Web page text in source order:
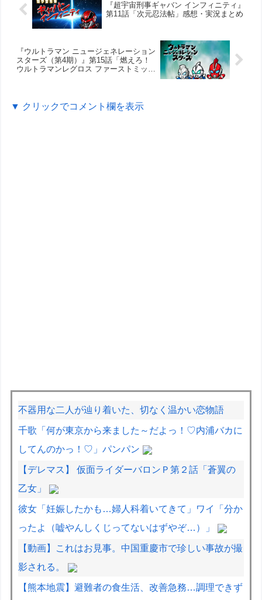
『超宇宙刑事ギャバン インフィニティ』
第11話「次元忍法帖」感想・実況まとめ
『ウルトラマン ニュージェネレーション
スターズ（第4期）』第15話「燃えろ！
ウルトラマンレグロス ファーストミッシ
▼ クリックでコメント欄を表示
不器用な二人が辿り着いた、切なく温かい恋物語
千歌「何が東京から来ました～だよっ！♡内浦バカに
してんのかっ！♡」パンパン
【デレマス】 仮面ライダーバロンＰ第２話「蒼翼の
乙女」
彼女「妊娠したかも…婦人科着いてきて」ワイ「分か
ったよ（嘘やんしくじってないはずやぞ…）」
【動画】これはお見事。中国重慶市で珍しい事故が撮
影される。
【熊本地震】避難者の食生活、改善急務…調理できず